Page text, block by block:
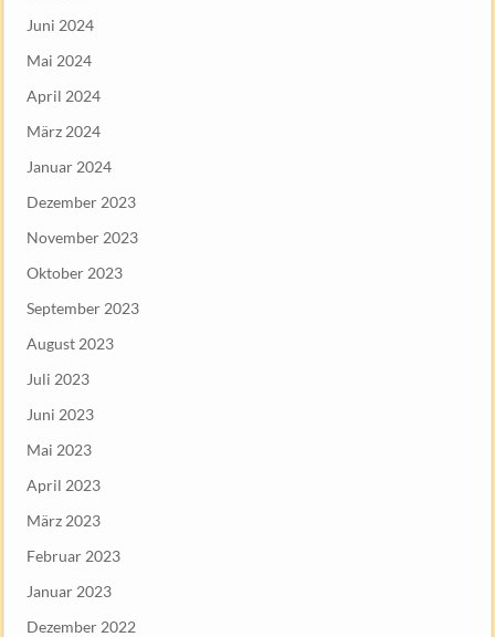
Juni 2024
Mai 2024
April 2024
März 2024
Januar 2024
Dezember 2023
November 2023
Oktober 2023
September 2023
August 2023
Juli 2023
Juni 2023
Mai 2023
April 2023
März 2023
Februar 2023
Januar 2023
Dezember 2022